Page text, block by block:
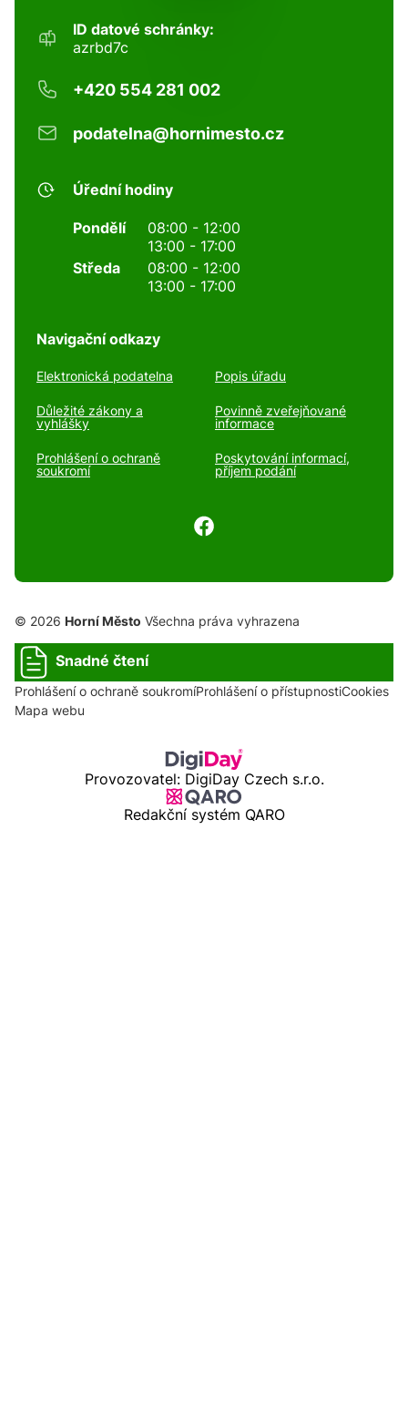
ID datové schránky:
azrbd7c
+420 554 281 002
podatelna@hornimesto.cz
Úřední hodiny
Pondělí
08:00 - 12:00
13:00 - 17:00
Středa
08:00 - 12:00
13:00 - 17:00
Navigační odkazy
Elektronická podatelna Popis úřadu
Důležité zákony a
vyhlášky
Povinně zveřejňované
informace
Prohlášení o ochraně
soukromí
Poskytování informací,
příjem podání
© 2026 Horní Město Všechna práva vyhrazena
Snadné čtení
Prohlášení o ochraně soukromíProhlášení o přístupnostiCookies
Mapa webu
Provozovatel: DigiDay Czech s.r.o.
Redakční systém QARO